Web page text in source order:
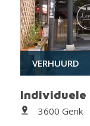
VERHUURD
Individuele
3600 Genk